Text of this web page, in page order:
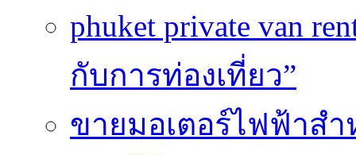
phuket private van
กับการท่องเที่ยว”
ขายมอเตอร์ไฟฟ้าส